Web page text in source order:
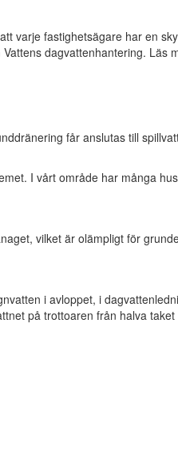
varje fastighetsägare har en
dagvattenhantering. Läs
får anslutas till
I vårt område har många
vilket är olämpligt för
i avloppet, i
på trottoaren från halva